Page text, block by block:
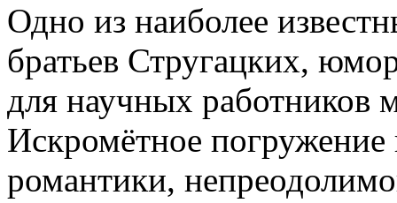
Одно из наиболее
братьев Стругацких,
для научных работников
Искромётное
романтики,